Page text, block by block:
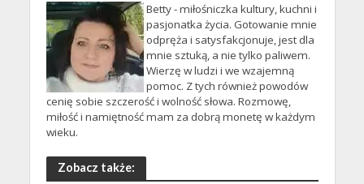
Betty - miłośniczka kultury, kuchni i
pasjonatka życia. Gotowanie mnie
odpręża i satysfakcjonuje, jest dla
mnie sztuką, a nie tylko paliwem.
Wierzę w ludzi i we wzajemną
pomoc. Z tych również powodów
cenię sobie szczerość i wolność słowa. Rozmowę,
miłość i namiętność mam za dobrą monetę w każdym
wieku.
Zobacz także: